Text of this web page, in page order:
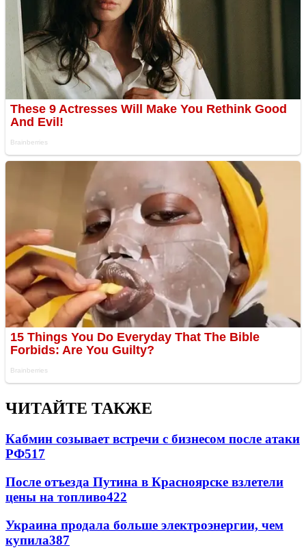
ЧИТАЙТЕ ТАКЖЕ
Кабмин созывает встречи с бизнесом после атаки
РФ517
После отъезда Путина в Красноярске взлетели
цены на топливо422
Украина продала больше электроэнергии, чем
купила387